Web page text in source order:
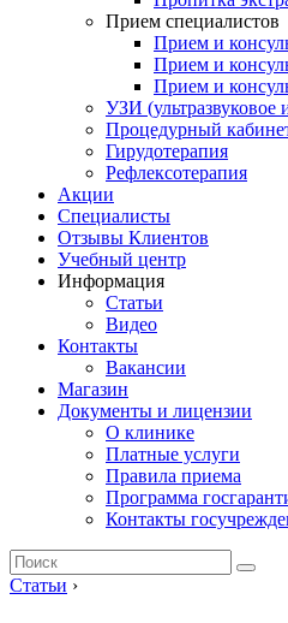
Прием специалистов
Прием и
Прием и
Прием и
УЗИ (ультразвуковое
Процедурный
Гирудотерапия
Рефлексотерапия
Акции
Специалисты
Отзывы Клиентов
Учебный центр
Информация
Статьи
Видео
Контакты
Вакансии
Магазин
Документы и лицензии
О клинике
Платные услуги
Правила приема
Программа
Контакты
Статьи ›